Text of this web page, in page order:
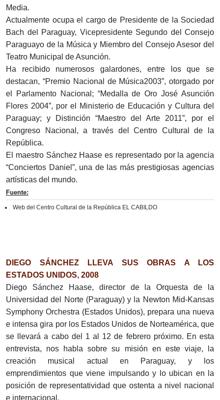
Media.
Actualmente ocupa el cargo de Presidente de la Sociedad
Bach del Paraguay, Vicepresidente Segundo del Consejo
Paraguayo de la Música y Miembro del Consejo Asesor del
Teatro Municipal de Asunción.
Ha recibido numerosos galardones, entre los que se
destacan, “Premio Nacional de Música2003”, otorgado por
el Parlamento Nacional; “Medalla de Oro José Asunción
Flores 2004”, por el Ministerio de Educación y Cultura del
Paraguay; y Distinción “Maestro del Arte 2011”, por el
Congreso Nacional, a través del Centro Cultural de la
República.
El maestro Sánchez Haase es representado por la agencia
“Conciertos Daniel”, una de las más prestigiosas agencias
artísticas del mundo.
Fuente:
Web del Centro Cultural de la República EL CABILDO
DIEGO SÁNCHEZ LLEVA SUS OBRAS A LOS
ESTADOS UNIDOS, 2008
Diego Sánchez Haase, director de la Orquesta de la
Universidad del Norte (Paraguay) y la Newton Mid-Kansas
Symphony Orchestra (Estados Unidos), prepara una nueva
e intensa gira por los Estados Unidos de Norteamérica, que
se llevará a cabo del 1 al 12 de febrero próximo. En esta
entrevista, nos habla sobre su misión en este viaje, la
creación musical actual en Paraguay, y los
emprendimientos que viene impulsando y lo ubican en la
posición de representatividad que ostenta a nivel nacional
e internacional.